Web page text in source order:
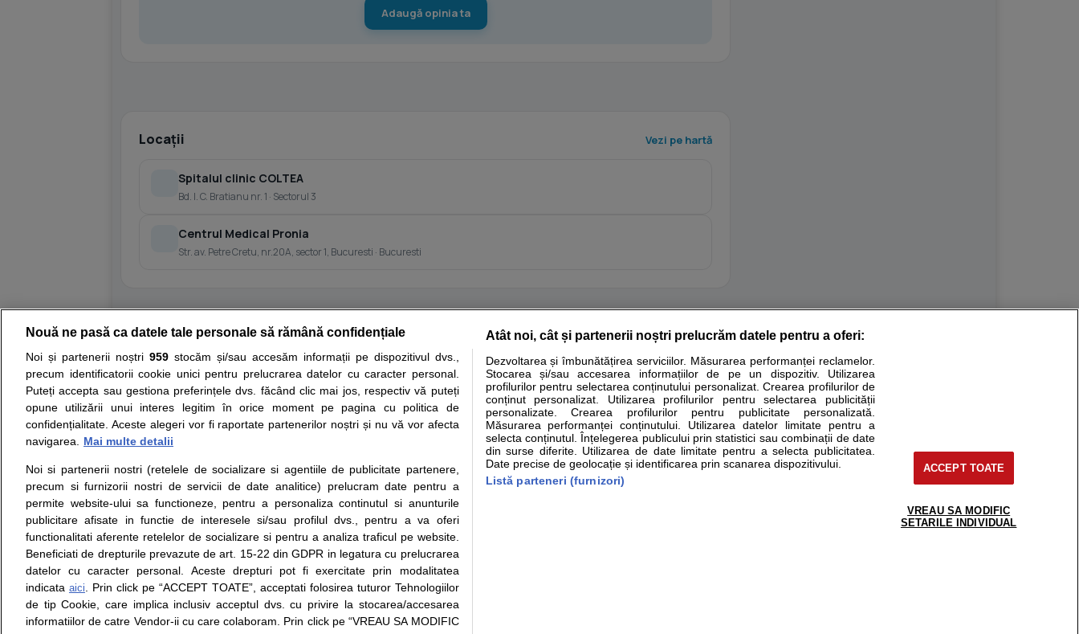
Adaugă opinia ta
Locații Vezi pe hartă
Spitalul clinic COLTEA
Bd. I. C. Bratianu nr. 1 · Sectorul 3
Centrul Medical Pronia
Str. av. Petre Cretu, nr.20A, sector 1, Bucuresti · Bucuresti
Resurse: Autoevaluare simptome Interpretare analize Specialitati medicale
Opiniile avizate ale medicilor, sfaturile si orice alte informatii despre sanatate disponibile pe sfatulmedicului.ro au scop informativ si educational. Ele nu pot substitui consultul medical direct si
nici diagnosticul stabilit in urma investigatiilor si analizelor medicale. Va sfatuim, ca pe langa informatia primita pe sfatulmedicului.ro sa consultati fie medicul Dvs., fie unul dintre medicii pe care
ii punem la dispozitie pentru programare in sistemul de programari la medic Clickmed.
Despre noi
Contact
Intrebari frecvente
Consultanti
medicali
Termeni si conditii
Politica de
confidentialitate
Politica de cookie
Modifica Setarile Cookie
Drepturile consumatorului
Protectia consumatorilor -
ANPC
Solutionarea Alternativa a
Litigiilor
Info consumator: 0800.080.999
Formulare europene - CNAS
Ministerul Sanatatii - ANMDM
Parteneri
Inscriere clinica
Pentru pacient
support@sfatulmedicului.ro
0374 109 268
© Copyright © 2005 - 2026
Nouă ne pasă ca datele tale personale să rămână confidențiale
Noi și partenerii noștri 959stocăm și/sau accesăm informații pe dispozitivul dvs.,
precum identificatorii cookie unici pentru prelucrarea datelor cu caracter personal.
Puteți accepta sau gestiona preferințele dvs. făcând clic mai jos, respectiv vă puteți
opune utilizării unui interes legitim în orice moment pe pagina cu politica de
confidențialitate. Aceste alegeri vor fi raportate partenerilor noștri și nu vă vor afecta
navigarea.
Mai multe detalii
Noi si partenerii nostri (retelele de socializare si agentiile de publicitate partenere,
precum si furnizorii nostri de servicii de date analitice) prelucram date pentru a
permite website-ului sa functioneze, pentru a personaliza continutul si anunturile
publicitare afisate in functie de interesele si/sau profilul dvs., pentru a va oferi
functionalitati aferente retelelor de socializare si pentru a analiza traficul pe website.
Beneficiati de drepturile prevazute de art. 15-22 din GDPR in legatura cu prelucrarea
datelor cu caracter personal. Aceste drepturi pot fi exercitate prin modalitatea
indicata aici. Prin click pe “ACCEPT TOATE”, acceptati folosirea tuturor Tehnologiilor
de tip Cookie, care implica inclusiv acceptul dvs. cu privire la stocarea/accesarea
informatiilor de catre Vendor-ii cu care colaboram. Prin click pe “VREAU SA MODIFIC
Atât noi, cât și partenerii noștri prelucrăm datele pentru a oferi:
Dezvoltarea și îmbunătățirea serviciilor. Măsurarea performanței reclamelor.
Stocarea și/sau accesarea informațiilor de pe un dispozitiv. Utilizarea
profilurilor pentru selectarea conținutului personalizat. Crearea profilurilor de
conținut personalizat. Utilizarea profilurilor pentru selectarea publicității
personalizate. Crearea profilurilor pentru publicitate personalizată.
Măsurarea performanței conținutului. Utilizarea datelor limitate pentru a
selecta conținutul. Înțelegerea publicului prin statistici sau combinații de date
din surse diferite. Utilizarea de date limitate pentru a selecta publicitatea.
Date precise de geolocație și identificarea prin scanarea dispozitivului.
Listă parteneri (furnizori)
ACCEPT TOATE
VREAU SA MODIFIC
SETARILE INDIVIDUAL